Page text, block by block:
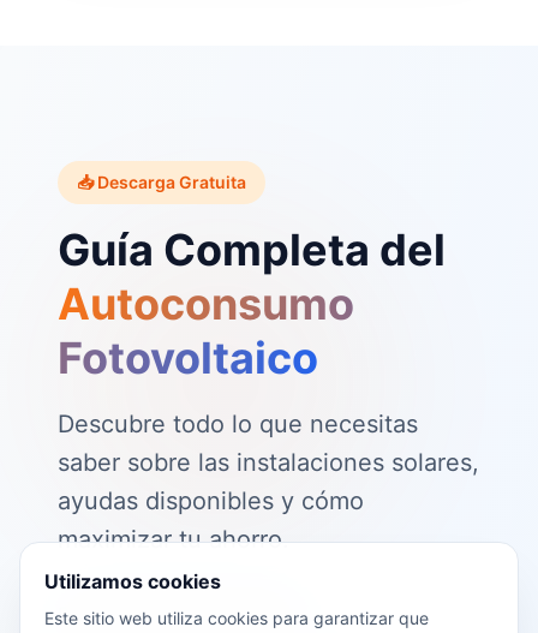
📥 Descarga Gratuita
Guía Completa del
Autoconsumo
Fotovoltaico
Descubre todo lo que necesitas
saber sobre las instalaciones solares,
ayudas disponibles y cómo
maximizar tu ahorro.
📖 Contenido de la guía:
Utilizamos cookies
Este sitio web utiliza cookies para garantizar que